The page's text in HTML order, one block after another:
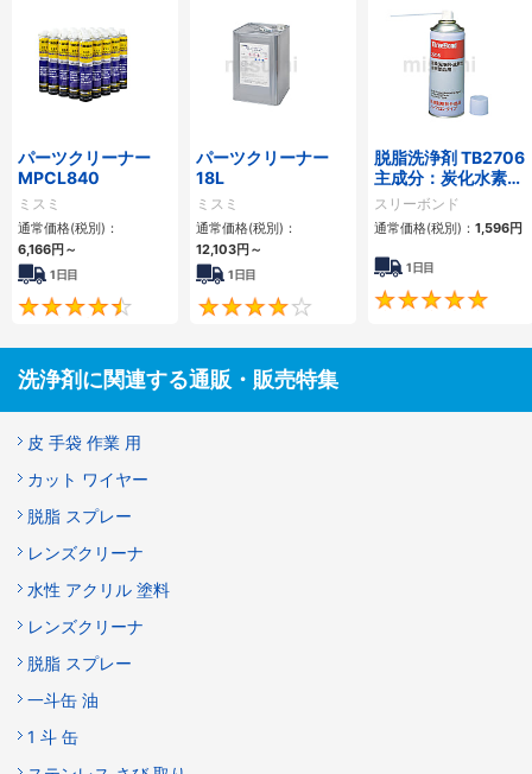
パーツクリーナー
MPCL840
ミスミ
通常価格(税別)：
6,166円～
1日目
4.7
パーツクリーナー
18L
ミスミ
通常価格(税別)：
12,103円～
1日目
4.2
脱脂洗浄剤 TB2706
主成分：炭化水素系
溶剤
スリーボンド
通常価格(税別)： 1,596円
1日目
洗浄剤に関連する通販・販売特集
皮 手袋 作業 用
カット ワイヤー
脱脂 スプレー
レンズクリーナ
水性 アクリル 塗料
レンズクリーナ
脱脂 スプレー
一斗缶 油
1 斗 缶